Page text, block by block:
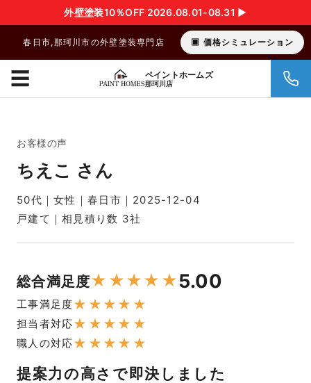
外壁塗装10％OFF 2026.08.01-08.31 ▶︎
春日市,那珂川市の外壁塗装専門店 価格シミュレーション
ペイントホームズ
那珂川店
☰
お客様の声
ちえこ さん
50代｜女性｜春日市｜2025-12-04
戸建て｜相見積り数 3社
総合満足度★ ★★★ ★5.00
工事満足度★ ★ ★ ★ ★
担当者対応★ ★ ★ ★ ★
職人の対応★ ★ ★ ★ ★
提案力の高さで即決しました